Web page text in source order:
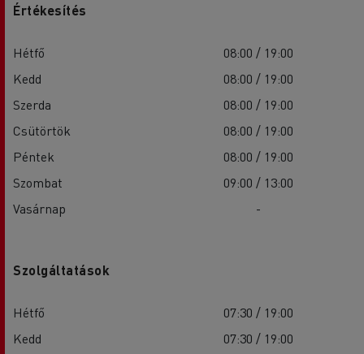
Értékesítés
Hétfő
08:00 / 19:00
Kedd
08:00 / 19:00
Szerda
08:00 / 19:00
Csütörtök
08:00 / 19:00
Péntek
08:00 / 19:00
Szombat
09:00 / 13:00
Vasárnap
-
Szolgáltatások
Hétfő
07:30 / 19:00
Kedd
07:30 / 19:00